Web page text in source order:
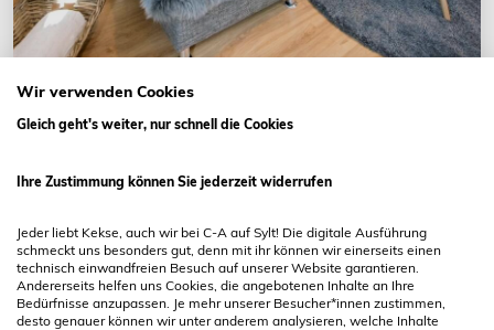
Wenningstedt-Braderup
Mittelweg 13h
400 m zum Wasser
Wir verwenden Cookies
Gleich geht's weiter, nur schnell die Cookies
Ihre Zustimmung können Sie jederzeit widerrufen
Jeder liebt Kekse, auch wir bei C-A auf Sylt! Die digitale Ausführung
schmeckt uns besonders gut, denn mit ihr können wir einerseits einen
technisch einwandfreien Besuch auf unserer Website garantieren.
Andererseits helfen uns Cookies, die angebotenen Inhalte an Ihre
Bedürfnisse anzupassen. Je mehr unserer Besucher*innen zustimmen,
desto genauer können wir unter anderem analysieren, welche Inhalte